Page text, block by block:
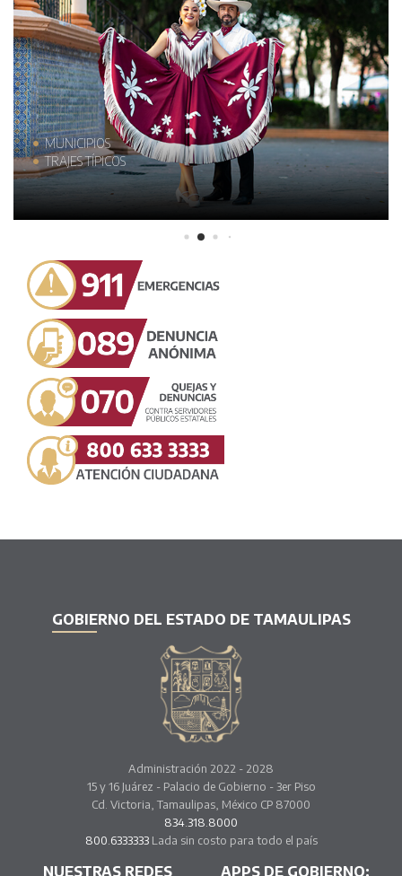
MUNICIPIOS
TRAJES TÍPICOS
GOBIERNO DEL ESTADO DE TAMAULIPAS
Administración 2022 - 2028
15 y 16 Juárez - Palacio de Gobierno - 3er Piso
Cd. Victoria, Tamaulipas, México CP 87000
834.318.8000
800.6333333Lada sin costo para todo el país
NUESTRAS REDES APPS DE GOBIERNO: